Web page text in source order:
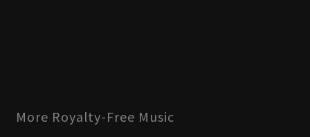
More Royalty-Free Music